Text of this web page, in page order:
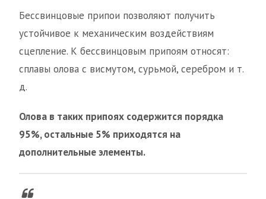
Бессвинцовые припои позволяют получить
устойчивое к механическим воздействиям
сцепление. К бессвинцовым припоям относят:
сплавы олова с висмутом, сурьмой, серебром и т.
д.
Олова в таких припоях содержится порядка
95%, остальные 5% приходятся на
дополнительные элементы.